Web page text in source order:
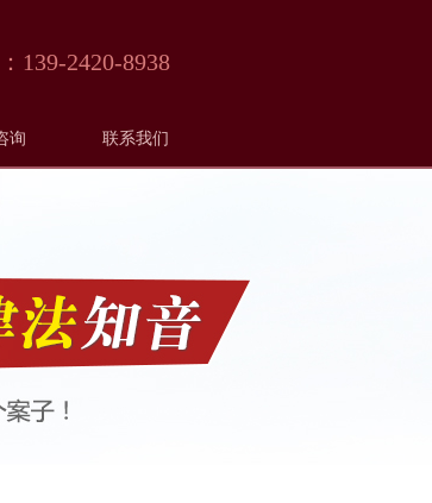
139-2420-8938
询 联系我们